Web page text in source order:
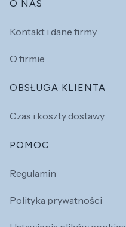
Linki w stopce
O NAS
Kontakt i dane firmy
O firmie
OBSŁUGA KLIENTA
Czas i koszty dostawy
POMOC
Regulamin
Polityka prywatności